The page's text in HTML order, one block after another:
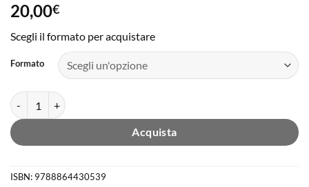
20,00€
Scegli il formato per acquistare
Formato
Caravaggio, Giordano Bruno e l'invisibile natura delle cose quantità
Acquista
ISBN: 9788864430539